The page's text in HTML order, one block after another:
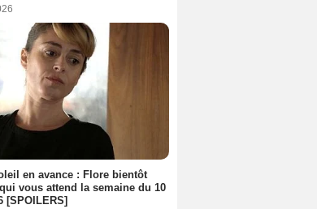
en avance : Flore bientôt
vous attend la semaine du 10
[SPOILERS]